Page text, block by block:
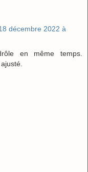
décembre 2022 à
en même temps.